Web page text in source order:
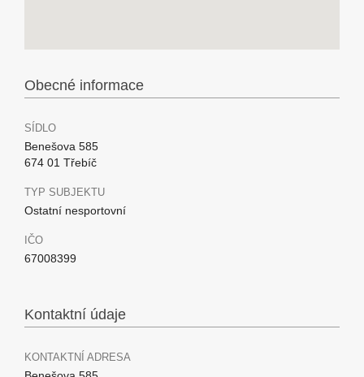
Obecné informace
SÍDLO
Benešova 585
674 01 Třebíč
TYP SUBJEKTU
Ostatní nesportovní
IČO
67008399
Kontaktní údaje
KONTAKTNÍ ADRESA